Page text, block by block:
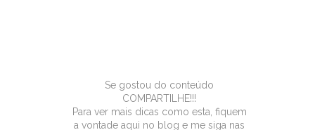
Se gostou do conteúdo
COMPARTILHE!!!
Para ver mais dicas como esta, fiquem
a vontade aqui no blog e me siga nas